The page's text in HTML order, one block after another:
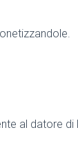
al datore di